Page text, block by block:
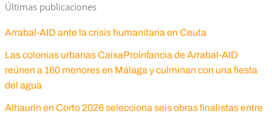
Últimas publicaciones
Arrabal-AID ante la crisis humanitaria en Ceuta
Las colonias urbanas CaixaProinfancia de Arrabal-AID
reúnen a 160 menores en Málaga y culminan con una fiesta
del agua
Alhaurín en Corto 2026 selecciona seis obras finalistas entre